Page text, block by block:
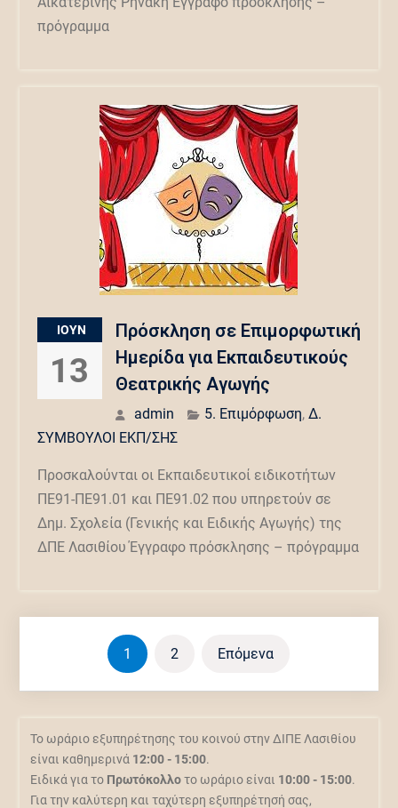
πρόγραμμα
ΙΟΎΝ
13
Πρόσκληση σε Επιμορφωτική
Ημερίδα για Εκπαιδευτικούς
Θεατρικής Αγωγής
admin 5. Επιμόρφωση, Δ.
ΣΥΜΒΟΥΛΟΙ ΕΚΠ/ΣΗΣ
Προσκαλούνται οι Εκπαιδευτικοί ειδικοτήτων
ΠΕ91-ΠΕ91.01 και ΠΕ91.02 που υπηρετούν σε
Δημ. Σχολεία (Γενικής και Ειδικής Αγωγής) της
ΔΠΕ Λασιθίου Έγγραφο πρόσκλησης – πρόγραμμα
Σελιδοποίηση
1 2 Επόμενα
Το ωράριο εξυπηρέτησης του κοινού στην ΔΙΠΕ Λασιθίου
είναι καθημερινά 12:00 - 15:00.
Ειδικά για το Πρωτόκολλοτο ωράριο είναι 10:00 - 15:00.
Για την καλύτερη και ταχύτερη εξυπηρέτησή σας,